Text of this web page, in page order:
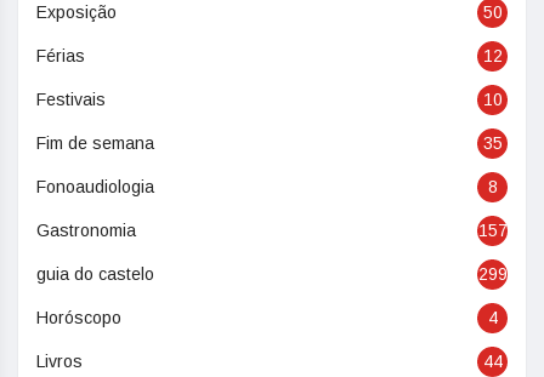
Exposição 50
Férias 12
Festivais 10
Fim de semana 35
Fonoaudiologia 8
Gastronomia 157
guia do castelo 299
Horóscopo 4
Livros 44